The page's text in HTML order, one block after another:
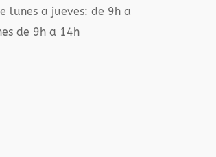
lunes a jueves: de 9h a
de 9h a 14h